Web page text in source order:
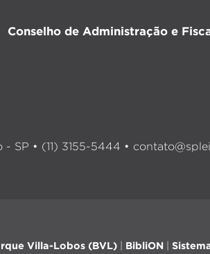
Conselho de Administração e
SP • (11) 3155-5444 •
Villa-Lobos (BVL) BibliON